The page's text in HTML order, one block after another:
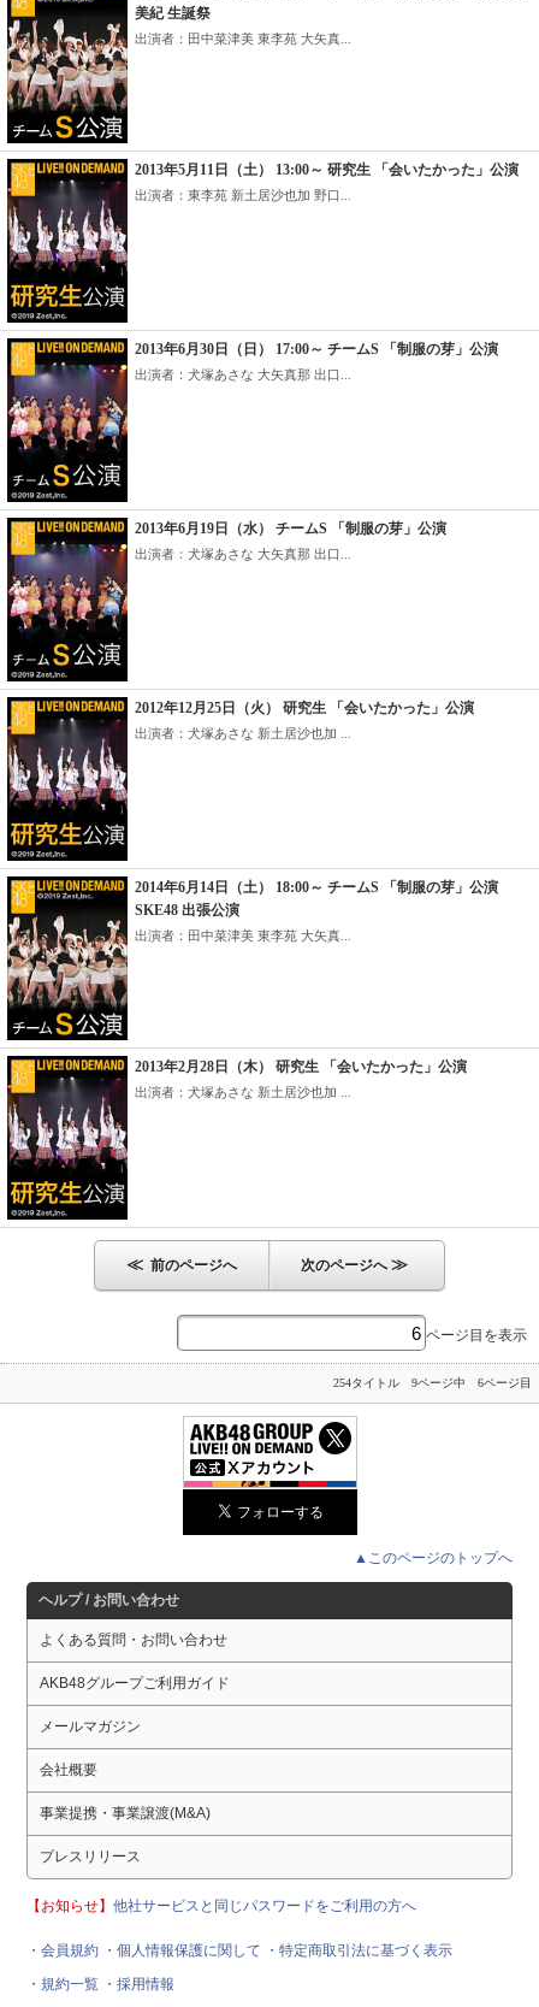
美紀 生誕祭
出演者：田中菜津美 東李苑 大矢真...
2013年5月11日（土） 13:00～ 研究生 「会いたかった」公演
出演者：東李苑 新土居沙也加 野口...
2013年6月30日（日） 17:00～ チームS 「制服の芽」公演
出演者：犬塚あさな 大矢真那 出口...
2013年6月19日（水） チームS 「制服の芽」公演
出演者：犬塚あさな 大矢真那 出口...
2012年12月25日（火） 研究生 「会いたかった」公演
出演者：犬塚あさな 新土居沙也加 ...
2014年6月14日（土） 18:00～ チームS 「制服の芽」公演
SKE48 出張公演
出演者：田中菜津美 東李苑 大矢真...
2013年2月28日（木） 研究生 「会いたかった」公演
出演者：犬塚あさな 新土居沙也加 ...
≪ 前のページへ 次のページへ≫
ページ目を表示
254タイトル 9ページ中 6ページ目
▲このページのトップへ
ヘルプ / お問い合わせ
よくある質問・お問い合わせ
AKB48グループご利用ガイド
メールマガジン
会社概要
事業提携・事業譲渡(M&A)
プレスリリース
【お知らせ】他社サービスと同じパスワードをご利用の方へ
・会員規約 ・個人情報保護に関して
・特定商取引法に基づく表示
・規約一覧 ・採用情報